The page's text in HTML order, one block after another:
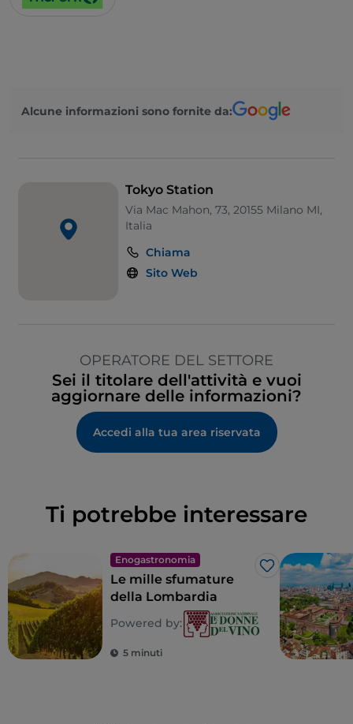
Alcune informazioni sono fornite da:
Tokyo Station
Via Mac Mahon, 73, 20155 Milano MI,
Italia
Chiama
Sito Web
OPERATORE DEL SETTORE
Sei il titolare dell'attività e vuoi
aggiornare delle informazioni?
Accedi alla tua area riservata
Ti potrebbe interessare
Enogastronomia
Like
Le mille sfumature
della Lombardia
Powered by:
5 minuti